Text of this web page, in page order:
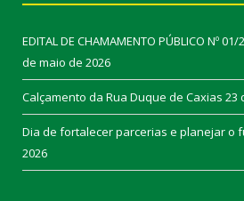
EDITAL DE CHAMAMENTO PÚBLICO Nº
de maio de 2026
Calçamento da Rua Duque de Caxias 23
Dia de fortalecer parcerias e planejar o
2026